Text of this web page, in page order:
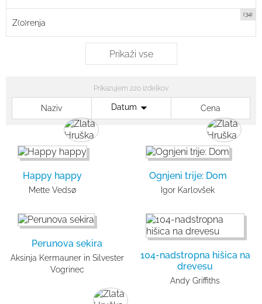
Z(o)renja
(34)
Prikaži vse
Prikazujem 220 izdelkov
Naziv Datum Cena
Happy happy
Mette Vedsø
Ognjeni trije: Dom
Igor Karlovšek
Perunova sekira
Aksinja Kermauner in Silvester
Vogrinec
104-nadstropna hišica na
drevesu
Andy Griffiths